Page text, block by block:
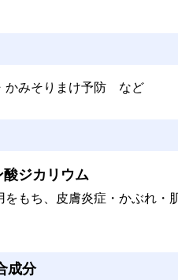
かみそりまけ予防 など
ジカリウム
をもち、皮膚炎症・かぶれ
成分